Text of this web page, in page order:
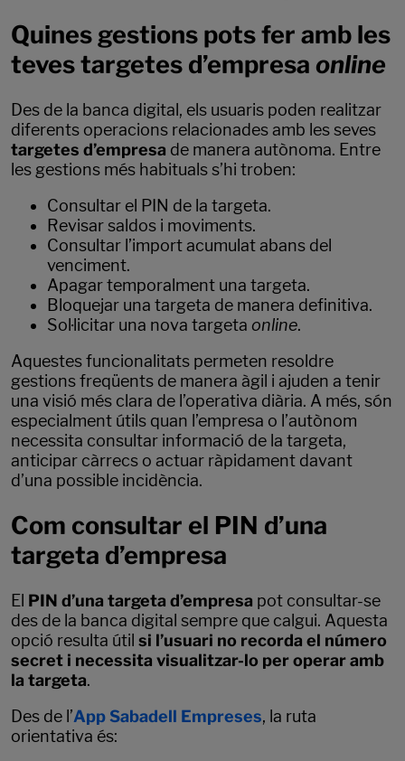
Quines gestions pots fer amb les
teves targetes d’empresa online
Des de la banca digital, els usuaris poden realitzar
diferents operacions relacionades amb les seves
targetes d’empresa de manera autònoma. Entre
les gestions més habituals s’hi troben:
Consultar el PIN de la targeta.
Revisar saldos i moviments.
Consultar l’import acumulat abans del
venciment.
Apagar temporalment una targeta.
Bloquejar una targeta de manera definitiva.
Sol·licitar una nova targeta online.
Aquestes funcionalitats permeten resoldre
gestions freqüents de manera àgil i ajuden a tenir
una visió més clara de l’operativa diària. A més, són
especialment útils quan l’empresa o l’autònom
necessita consultar informació de la targeta,
anticipar càrrecs o actuar ràpidament davant
d’una possible incidència.
Com consultar el PIN d’una
targeta d’empresa
El PIN d’una targeta d’empresa pot consultar-se
des de la banca digital sempre que calgui. Aquesta
opció resulta útil si l’usuari no recorda el número
secret i necessita visualitzar-lo per operar amb
la targeta.
Des de l’App Sabadell Empreses, la ruta
orientativa és: